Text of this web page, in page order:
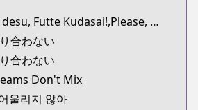
manga/73502
synonyms:Suki desu, Futte Kudasai!,Please, Break My Heart!
合わない
合わない
Don't Mix
울리지 않아